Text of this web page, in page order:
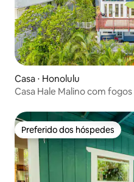
Casa ⋅ Honolulu
Casa Hale Malino com
Preferido dos hóspedes
Preferido dos hóspedes